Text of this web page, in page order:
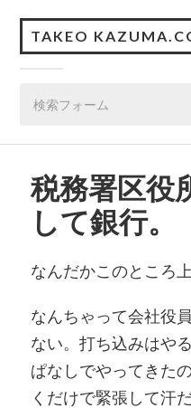
TAKEO
税務署区役
して銀行。
なんだかこのところ
なんちゃって会社役
ない。打ち込みはや
ぱなしでやってきた
くだけで緊張して汗